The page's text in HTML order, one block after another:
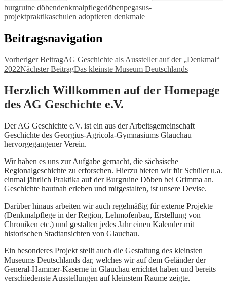
burgruine döbendenkmalpflegedöbenpegasus-
projektpraktikaschulen adoptieren denkmale
Beitragsnavigation
Vorheriger BeitragAG Geschichte als Aussteller auf der „Denkmal“
2022Nächster BeitragDas kleinste Museum Deutschlands
Herzlich Willkommen auf der Homepage
des AG Geschichte e.V.
Der AG Geschichte e.V. ist ein aus der Arbeitsgemeinschaft
Geschichte des Georgius-Agricola-Gymnasiums Glauchau
hervorgegangener Verein.
Wir haben es uns zur Aufgabe gemacht, die sächsische
Regionalgeschichte zu erforschen. Hierzu bieten wir für Schüler u.a.
einmal jährlich Praktika auf der Burgruine Döben bei Grimma an.
Geschichte hautnah erleben und mitgestalten, ist unsere Devise.
Darüber hinaus arbeiten wir auch regelmäßig für externe Projekte
(Denkmalpflege in der Region, Lehmofenbau, Erstellung von
Chroniken etc.) und gestalten jedes Jahr einen Kalender mit
historischen Stadtansichten von Glauchau.
Ein besonderes Projekt stellt auch die Gestaltung des kleinsten
Museums Deutschlands dar, welches wir auf dem Geländer der
General-Hammer-Kaserne in Glauchau errichtet haben und bereits
verschiedenste Ausstellungen auf kleinstem Raume zeigte.